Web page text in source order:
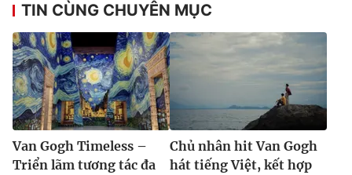
TIN CÙNG CHUYÊN MỤC
Van Gogh Timeless –
Triển lãm tương tác đa
Chủ nhân hit Van Gogh
hát tiếng Việt, kết hợp